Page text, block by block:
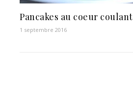
Pancakes au coeur coulant
1 septembre 2016